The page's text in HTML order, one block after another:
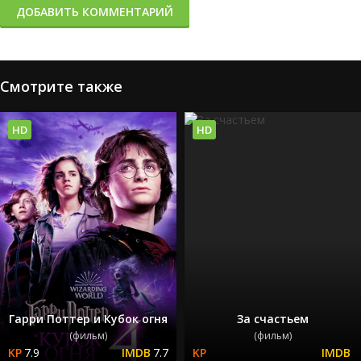
ДОБАВИТЬ КОММЕНТАРИЙ
Смотрите также
Гарри Поттер и Кубок огня
(фильм)
7.9 7.7
HD
За счастьем
(фильм)
HD